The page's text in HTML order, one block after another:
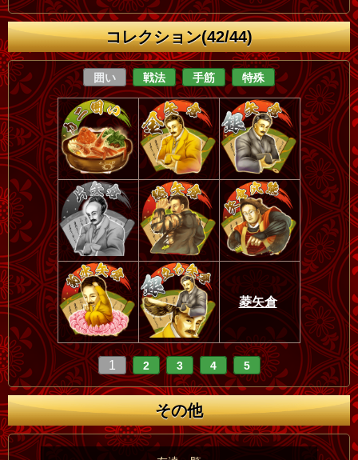
コレクション(42/44)
囲い 戦法 手筋 特殊
菱矢倉
1 2 3 4 5
その他